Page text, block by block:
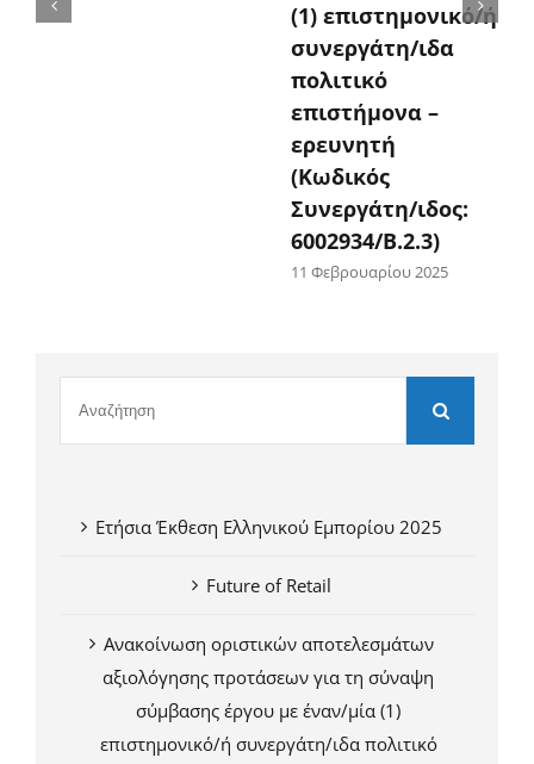
(1) επιστημονικό/ή
συνεργάτη/ιδα
πολιτικό
επιστήμονα –
ερευνητή
(Κωδικός
Συνεργάτη/ιδος:
6002934/Β.2.3)
11 Φεβρουαρίου 2025
Ετήσια Έκθεση Ελληνικού Εμπορίου 2025
Future of Retail
Ανακοίνωση οριστικών αποτελεσμάτων
αξιολόγησης προτάσεων για τη σύναψη
σύμβασης έργου με έναν/μία (1)
επιστημονικό/ή συνεργάτη/ιδα πολιτικό